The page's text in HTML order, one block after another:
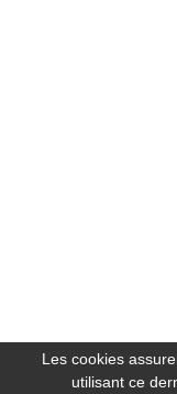
Les cookies
utilisant ce